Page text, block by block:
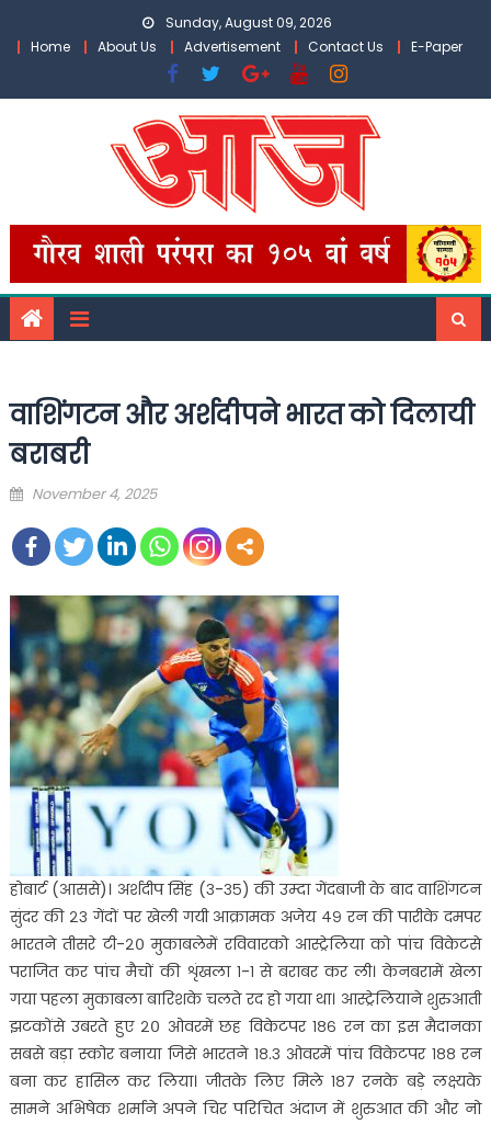
Sunday, August 09, 2026
Home
About Us Advertisement Contact Us E-Paper
वाशिंगटन और अर्शदीपने भारत को दिलायी
बराबरी
Posted
November 4, 2025
होबार्ट (आससे)। अर्शदीप सिंह (३-३५) की उम्दा गेंदबाजी के बाद वाशिंगटन
सुंदर की २३ गेंदों पर खेली गयी आक्रामक अजेय ४९ रन की पारीके दमपर
भारतने तीसरे टी-२० मुकाबलेमें रविवारको आस्ट्रेलिया को पांच विकेटसे
पराजित कर पांच मैचों की शृंखला १-१ से बराबर कर ली। केनबरामें खेला
गया पहला मुकाबला बारिशके चलते रद हो गया था। आस्ट्रेलियाने शुरुआती
झटकोंसे उबरते हुए २० ओवरमें छह विकेटपर १८६ रन का इस मैदानका
सबसे बड़ा स्कोर बनाया जिसे भारतने १८.३ ओवरमें पांच विकेटपर १८८ रन
बना कर हासिल कर लिया। जीतके लिए मिले १८७ रनके बड़े लक्ष्यके
सामने अभिषेक शर्माने अपने चिर परिचित अंदाज में शुरुआत की और नो